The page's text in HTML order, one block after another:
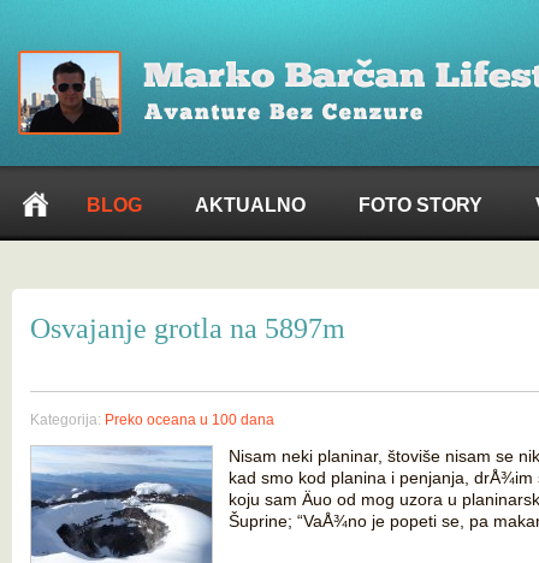
BLOG AKTUALNO FOTO STORY
Osvajanje grotla na 5897m
Kategorija: Preko oceana u 100 dana
Nisam neki planinar, štoviše nisam se
kad smo kod planina i penjanja,
koju sam Äuo od mog uzora u
Šuprine; “VaÅ¾no je popeti se, pa